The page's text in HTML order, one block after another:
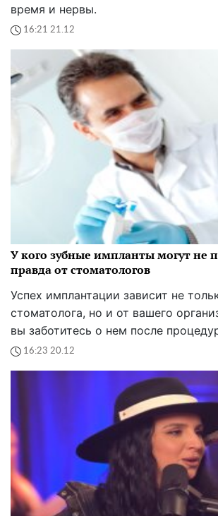
время и нервы.
16:21 21.12
У кого зубные импланты могут не
правда от стоматологов
Успех имплантации зависит не
стоматолога, но и от вашего
вы заботитесь о нем после
16:23 20.12